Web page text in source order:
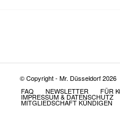
© Copyright - Mr. Düsseldorf 2026
FAQ
NEWSLETTER FÜR
IMPRESSUM & DATENSCHUTZ
MITGLIEDSCHAFT KÜNDIGEN